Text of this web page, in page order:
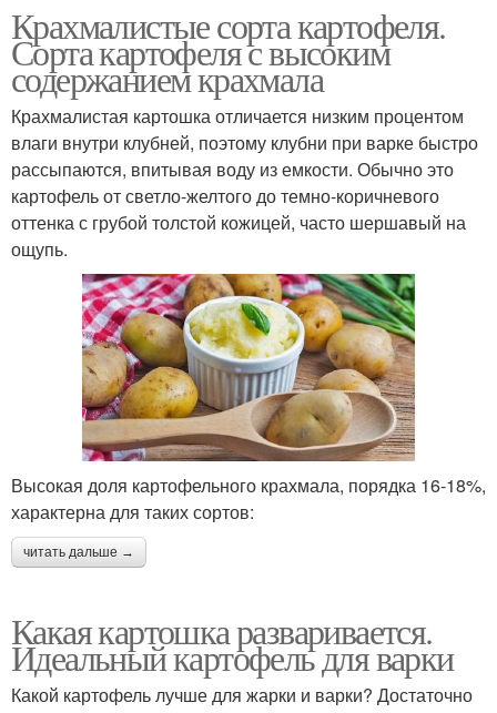
Крахмалистые сорта картофеля.
Сорта картофеля с высоким
содержанием крахмала
Крахмалистая картошка отличается низким процентом
влаги внутри клубней, поэтому клубни при варке быстро
рассыпаются, впитывая воду из емкости. Обычно это
картофель от светло-желтого до темно-коричневого
оттенка с грубой толстой кожицей, часто шершавый на
ощупь.
Высокая доля картофельного крахмала, порядка 16-18%,
характерна для таких сортов:
читать дальше →
Какая картошка разваривается.
Идеальный картофель для варки
Какой картофель лучше для жарки и варки? Достаточно